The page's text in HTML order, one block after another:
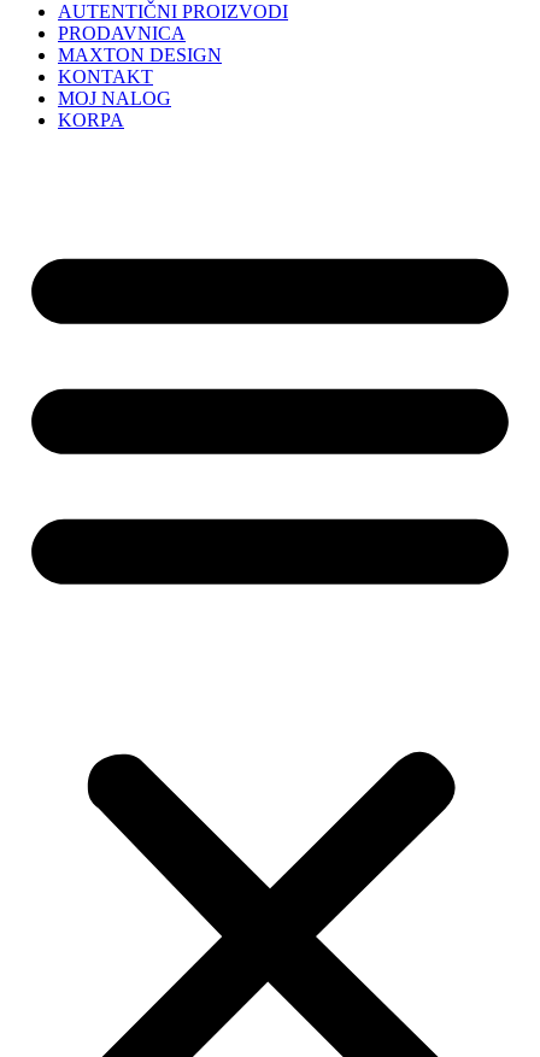
AUTENTIČNI PROIZVODI
PRODAVNICA
MAXTON DESIGN
KONTAKT
MOJ NALOG
KORPA